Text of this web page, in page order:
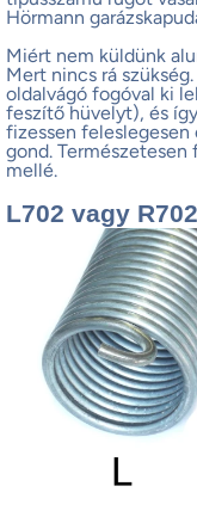
Hörmann
Miért nem küldünk
Mert nincs rá
oldalvágó fogóval ki
feszítő hüvelyt), és
fizessen feleslegesen
gond.
mellé.
L702 vagy